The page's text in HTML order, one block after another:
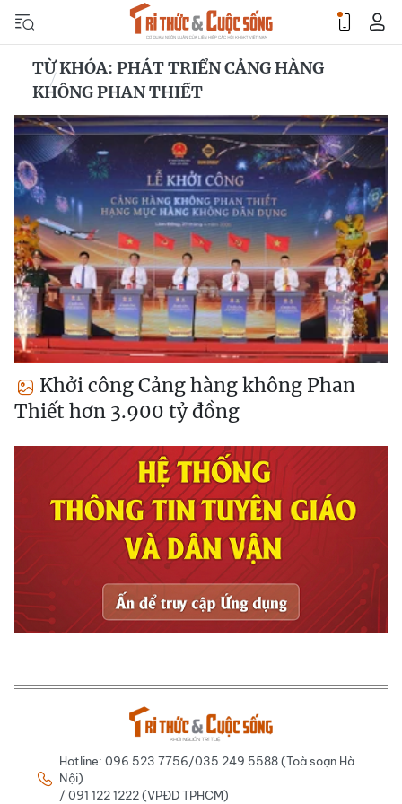
TỪ KHÓA: PHÁT TRIỂN CẢNG HÀNG
KHÔNG PHAN THIẾT
Khởi công Cảng hàng không Phan
Thiết hơn 3.900 tỷ đồng
Hotline: 096 523 7756/035 249 5588 (Toà soạn Hà
Nội)
/ 091 122 1222 (VPĐD TPHCM)